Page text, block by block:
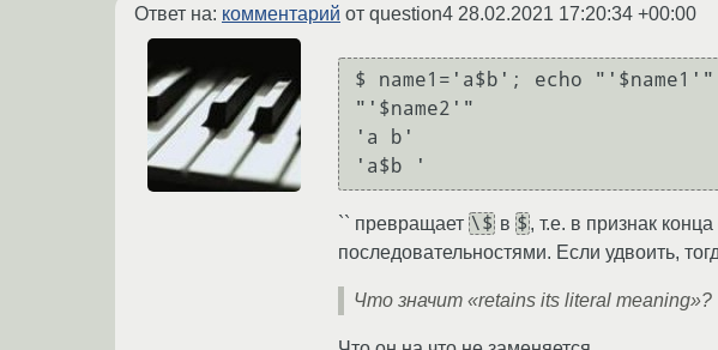
Ответ на: комментарий от question4 28.02.2021 17:20:34 +00:00
$ name1='a$b'; echo
"'$name2'"
'a b'
`` превращает \$ в $ , т.е. в признак
последовательностями. Если удвоить,
Что значит «retains its literal meaning»?